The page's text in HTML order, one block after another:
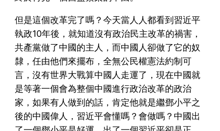
但是這個改革完了嗎？今天當人人都看到習近平
執政10年後，就知道沒有政治民主改革的禍害，
共產黨做了中國的主人，而中國人卻做了它的奴
隸，任由他們來擺布，全無公民權憲法約制可
言，沒有世界大戰算中國人走運了，現在中國就
是等著一個會為整個中國進行政治改革的政治
家，如果有人做到的話，肯定他就是繼鄧小平之
後的中國偉人，習近平會懂嗎？會做嗎？中國出